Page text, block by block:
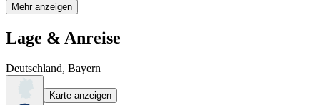
Mehr anzeigen
Lage & Anreise
Deutschland, Bayern
Karte anzeigen